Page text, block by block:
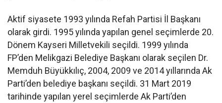
Aktif siyasete 1993 yılında Refah Partisi İl Başkanı
olarak girdi. 1995 yılında yapılan genel seçimlerde 20.
Dönem Kayseri Milletvekili seçildi. 1999 yılında
FP’den Melikgazi Belediye Başkanı olarak seçilen Dr.
Memduh Büyükkılıç, 2004, 2009 ve 2014 yıllarında Ak
Parti’den belediye başkanı seçildi. 31 Mart 2019
tarihinde yapılan yerel seçimlerde Ak Parti’den